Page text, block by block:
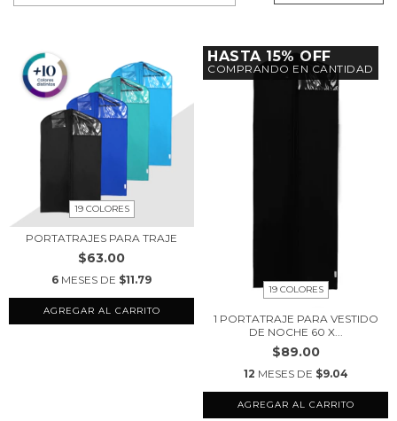
19 COLORES
PORTATRAJES PARA TRAJE
$63.00
6 MESES DE $11.79
AGREGAR AL CARRITO
HASTA 15% OFF
COMPRANDO EN CANTIDAD
19 COLORES
1 PORTATRAJE PARA VESTIDO
DE NOCHE 60 X...
$89.00
12 MESES DE $9.04
AGREGAR AL CARRITO